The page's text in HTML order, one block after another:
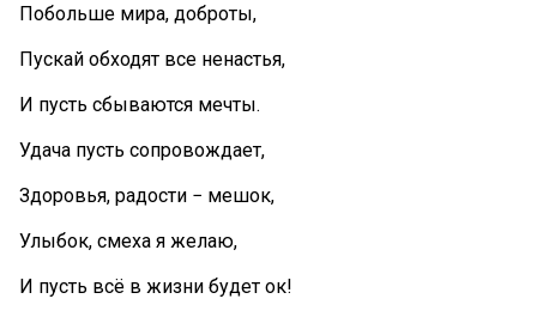
Побольше мира, доброты,
Пускай обходят все ненастья,
И пусть сбываются мечты.
Удача пусть сопровождает,
Здоровья, радости − мешок,
Улыбок, смеха я желаю,
И пусть всё в жизни будет ок!